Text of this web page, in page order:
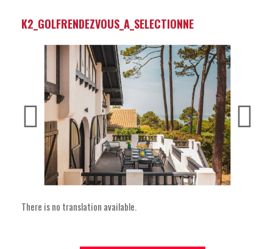
K2_GOLFRENDEZVOUS_A_SELECTIONNE
There is no translation available.